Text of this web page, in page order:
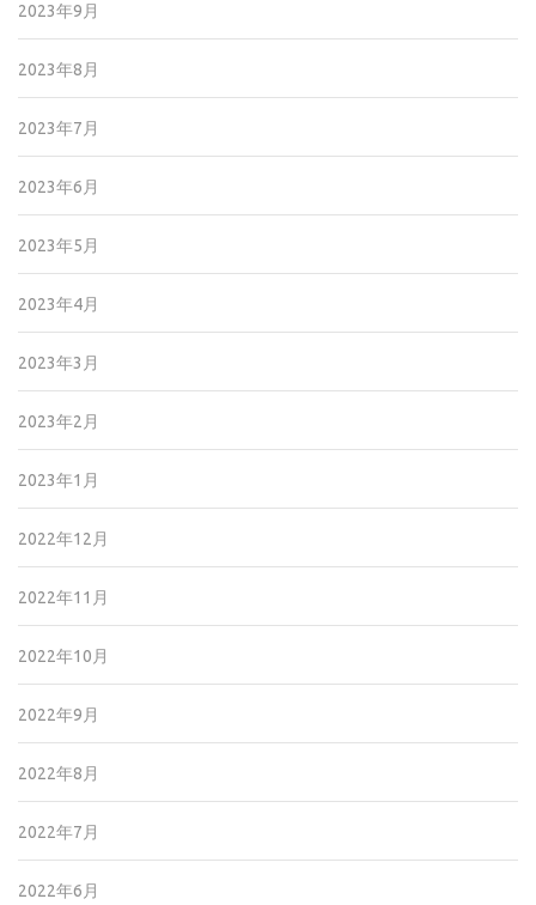
2023年9月
2023年8月
2023年7月
2023年6月
2023年5月
2023年4月
2023年3月
2023年2月
2023年1月
2022年12月
2022年11月
2022年10月
2022年9月
2022年8月
2022年7月
2022年6月